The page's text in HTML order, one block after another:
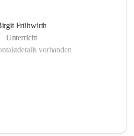
Frühwirth
Unterricht
vorhanden